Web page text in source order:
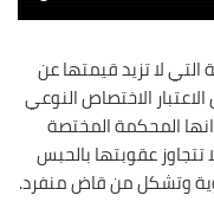
لا تزيد قيمتها عن
الاختصاص النوعي
المحكمة المختصة
عقوبتها بالحبس